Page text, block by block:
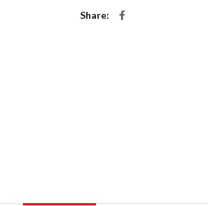
Share